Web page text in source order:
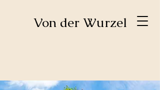
​Von der Wurzel